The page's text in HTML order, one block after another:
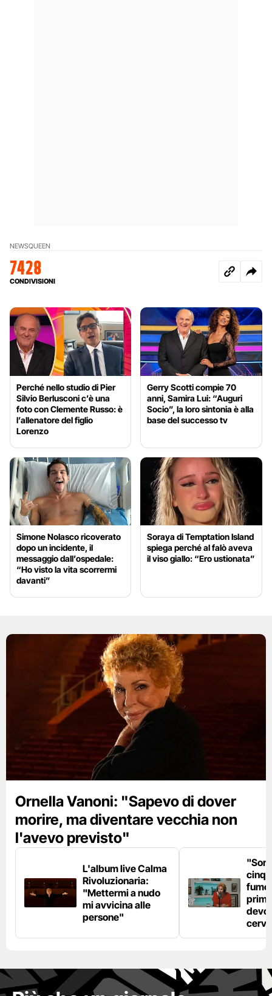
NEWSQUEEN
7428
CONDIVISIONI
Perché nello studio di Pier
Silvio Berlusconi c’è una
foto con Clemente Russo: è
l’allenatore del figlio
Lorenzo
Gerry Scotti compie 70
anni, Samira Lui: “Auguri
Socio”, la loro sintonia è alla
base del successo tv
Simone Nolasco ricoverato
dopo un incidente, il
messaggio dall’ospedale:
“Ho visto la vita scorrermi
davanti”
Soraya di Temptation Island
spiega perché al falò aveva
il viso giallo: “Ero ustionata”
Ornella Vanoni: "Sapevo di dover
morire, ma diventare vecchia non
l'avevo previsto"
L'album live Calma
Rivoluzionaria:
"Mettermi a nudo
mi avvicina alle
persone"
fumo
devo